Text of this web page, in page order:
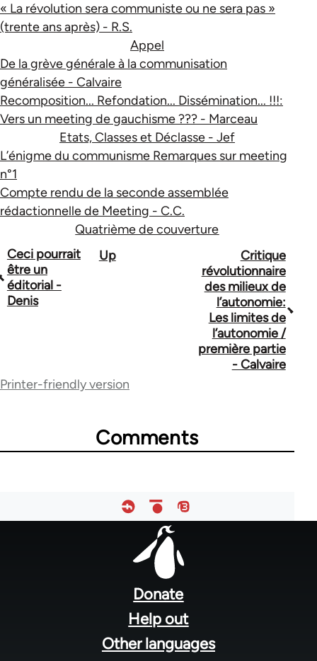
« La révolution sera communiste ou ne sera pas »
(trente ans après) - R.S.
Appel
De la grève générale à la communisation
généralisée - Calvaire
Recomposition... Refondation... Dissémination... !!!:
Vers un meeting de gauchisme ??? - Marceau
Etats, Classes et Déclasse - Jef
L’énigme du communisme Remarques sur meeting
n°1
Compte rendu de la seconde assemblée
rédactionnelle de Meeting - C.C.
Quatrième de couverture
Book
traversal
links
Ceci pourrait
être un
éditorial -
Denis
Up
Critique
révolutionnaire
des milieux de
l’autonomie:
Les limites de
l’autonomie /
première partie
- Calvaire
Printer-friendly version
Comments
Donate
Help out
Other languages